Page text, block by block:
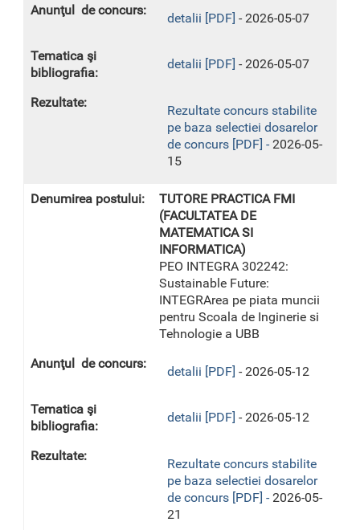
detalii [PDF] - 2026-05-07
detalii [PDF] - 2026-05-07
Rezultate concurs stabilite
pe baza selectiei dosarelor
de concurs [PDF] - 2026-05-
15
TUTORE PRACTICA FMI
(FACULTATEA DE
MATEMATICA SI
INFORMATICA)
PEO INTEGRA 302242:
Sustainable Future:
INTEGRArea pe piata muncii
pentru Scoala de Inginerie si
Tehnologie a UBB
detalii [PDF] - 2026-05-12
detalii [PDF] - 2026-05-12
Rezultate concurs stabilite
pe baza selectiei dosarelor
de concurs [PDF] - 2026-05-
21